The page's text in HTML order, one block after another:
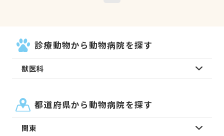
診療動物から動物病院を探す
獣医科
都道府県から動物病院を探す
関東